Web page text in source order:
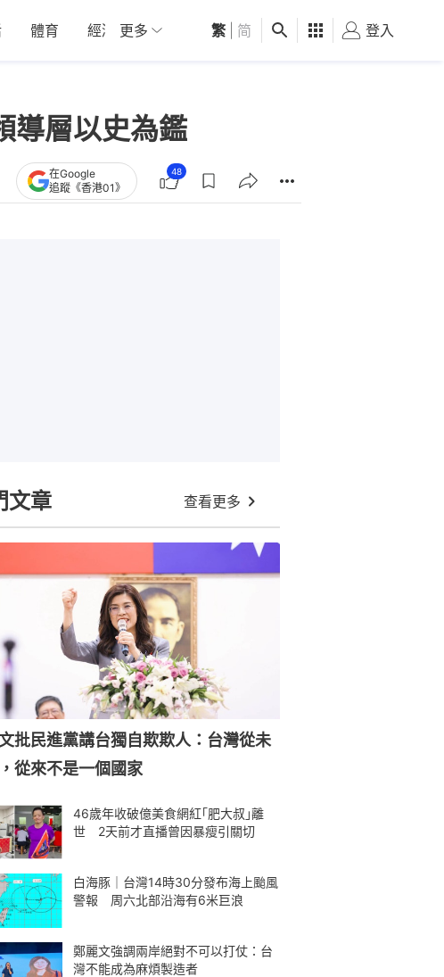
體育 經濟 01深圳 觀點 健康 好食玩飛
更多 繁 简 登入
導層以史為鑑
在Google
追蹤《香港01》
48
文章 查看更多
批民進黨講台獨自欺欺人：台灣從未
從來不是一個國家
46歲年收破億美食網紅｢肥大叔｣離
世 2天前才直播曾因暴瘦引關切
白海豚｜台灣14時30分發布海上颱風
警報 周六北部沿海有6米巨浪
鄭麗文強調兩岸絕對不可以打仗：台
灣不能成為麻煩製造者